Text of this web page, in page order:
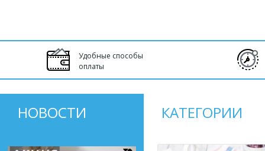
Удобные способы
оплаты
НОВОСТИ КАТЕГОРИИ